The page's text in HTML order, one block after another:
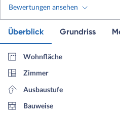
Bewertungen ansehen
Überblick Grundriss
Wohnfläche
Zimmer
Ausbaustufe
Bauweise